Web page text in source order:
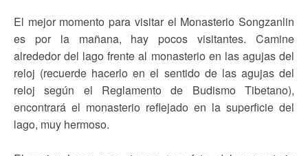
El mejor momento para visitar el Monasterio Songzanlin
es por la mañana, hay pocos visitantes. Camine
alrededor del lago frente al monasterio en las agujas del
reloj (recuerde hacerlo en el sentido de las agujas del
reloj según el Reglamento de Budismo Tibetano),
encontrará el monasterio reflejado en la superficie del
lago, muy hermoso.